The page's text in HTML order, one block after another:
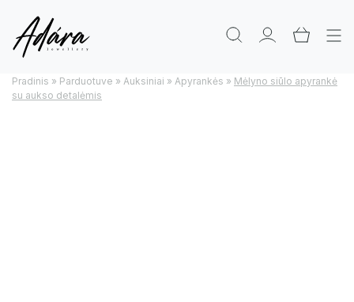
Pradinis » Parduotuve » Auksiniai » Apyrankės » Mėlyno siūlo apyrankė
su aukso detalėmis